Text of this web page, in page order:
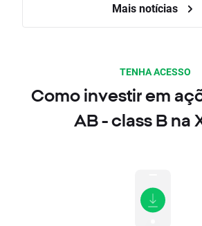
Mais notícias
TENHA ACESSO
Como investir em
AB - class B na